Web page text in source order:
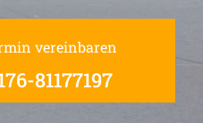
vereinbaren
81177197